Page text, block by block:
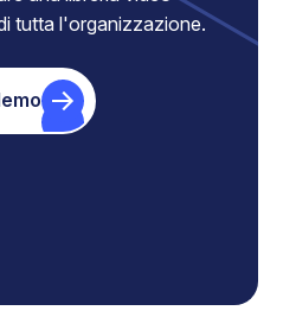
tutta l'organizzazione.